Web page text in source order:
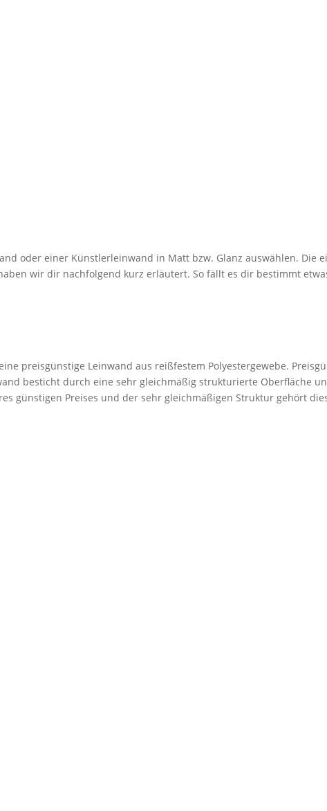
oder einer Künstlerleinwand in Matt bzw. Glanz auswählen. Die
wir dir nachfolgend kurz erläutert. So fällt es dir bestimmt
preisgünstige Leinwand aus reißfestem Polyestergewebe.
besticht durch eine sehr gleichmäßig strukturierte Oberfläche
günstigen Preises und der sehr gleichmäßigen Struktur gehört